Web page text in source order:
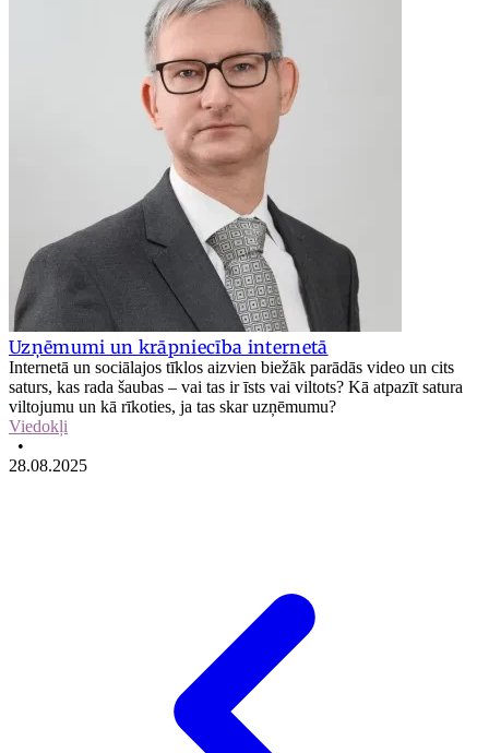
Uzņēmumi un krāpniecība internetā
Internetā un sociālajos tīklos aizvien biežāk parādās video un cits
saturs, kas rada šaubas – vai tas ir īsts vai viltots? Kā atpazīt satura
viltojumu un kā rīkoties, ja tas skar uzņēmumu?
Viedokļi
•
28.08.2025